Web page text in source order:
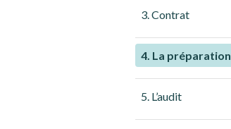
3. Contrat
4. La préparation
5. L’audit